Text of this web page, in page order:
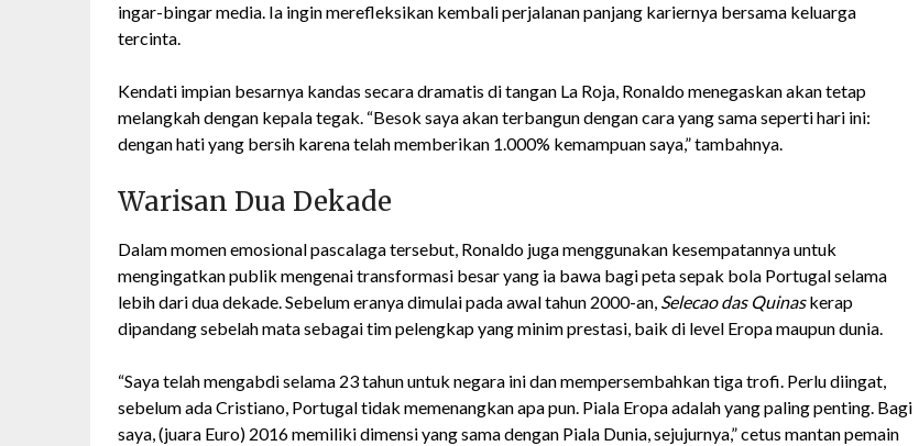
ingar-bingar media. Ia ingin merefleksikan kembali perjalanan panjang kariernya bersama keluarga
tercinta.
Kendati impian besarnya kandas secara dramatis di tangan La Roja, Ronaldo menegaskan akan tetap
melangkah dengan kepala tegak. “Besok saya akan terbangun dengan cara yang sama seperti hari ini:
dengan hati yang bersih karena telah memberikan 1.000% kemampuan saya,” tambahnya.
Warisan Dua Dekade
Dalam momen emosional pascalaga tersebut, Ronaldo juga menggunakan kesempatannya untuk
mengingatkan publik mengenai transformasi besar yang ia bawa bagi peta sepak bola Portugal selama
lebih dari dua dekade. Sebelum eranya dimulai pada awal tahun 2000-an, Selecao das Quinaskerap
dipandang sebelah mata sebagai tim pelengkap yang minim prestasi, baik di level Eropa maupun dunia.
“Saya telah mengabdi selama 23 tahun untuk negara ini dan mempersembahkan tiga trofi. Perlu diingat,
sebelum ada Cristiano, Portugal tidak memenangkan apa pun. Piala Eropa adalah yang paling penting. Bagi
saya, (juara Euro) 2016 memiliki dimensi yang sama dengan Piala Dunia, sejujurnya,” cetus mantan pemain